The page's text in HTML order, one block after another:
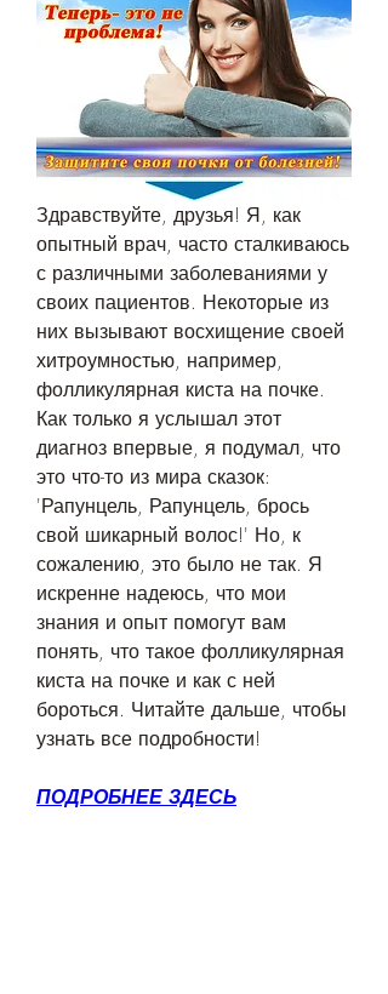
Здравствуйте, друзья! Я, как
опытный врач, часто сталкиваюсь
с различными заболеваниями у
своих пациентов. Некоторые из
них вызывают восхищение своей
хитроумностью, например,
фолликулярная киста на почке.
Как только я услышал этот
диагноз впервые, я подумал, что
это что-то из мира сказок:
'Рапунцель, Рапунцель, брось
свой шикарный волос!' Но, к
сожалению, это было не так. Я
искренне надеюсь, что мои
знания и опыт помогут вам
понять, что такое фолликулярная
киста на почке и как с ней
бороться. Читайте дальше, чтобы
узнать все подробности!
ПОДРОБНЕЕ ЗДЕСЬ